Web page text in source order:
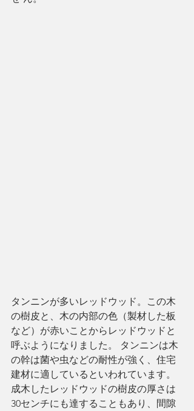
タンニンが多いレッドウッド。この木
の樹皮と、木の内部の色（製材した板
など）が赤いことからレッドウッドと
呼ぶようになりました。 タンニンは木
の幹は菌や虫などの耐性が強く、住宅
建材に適しているといわれています。
成木したレッドウッドの樹皮の厚さは
30センチにも達することもあり、間隙